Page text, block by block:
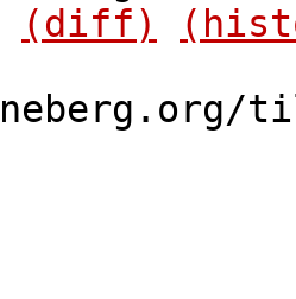
(diff)